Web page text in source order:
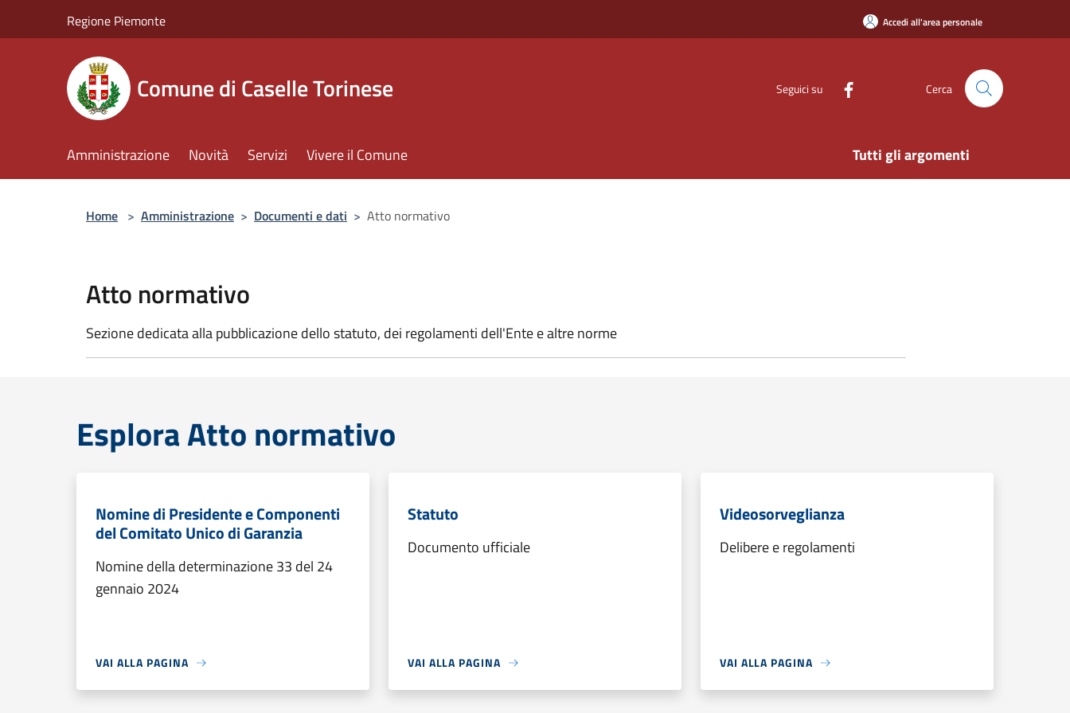
Regione Piemonte Accedi all'area personale
Comune di Caselle Torinese Seguici su Cerca
Amministrazione Novità Servizi Vivere il Comune Tutti gli argomenti
Home > Amministrazione > Documenti e dati > Atto normativo
Atto normativo
Sezione dedicata alla pubblicazione dello statuto, dei regolamenti dell'Ente e altre norme
Esplora Atto normativo
Nomine di Presidente e Componenti
del Comitato Unico di Garanzia
Nomine della determinazione 33 del 24
gennaio 2024
VAI ALLA PAGINA
Statuto
Documento ufficiale
VAI ALLA PAGINA
Videosorveglianza
Delibere e regolamenti
VAI ALLA PAGINA